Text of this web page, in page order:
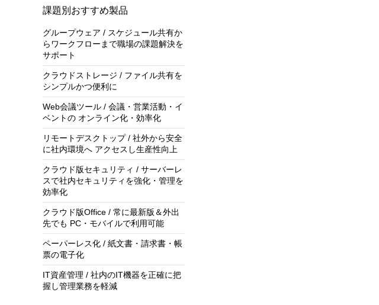
課題別おすすめ製品
グループウェア / スケジュール共有か
らワークフローまで職場の課題解決を
サポート
クラウドストレージ / ファイル共有を
シンプルかつ便利に
Web会議ツール / 会議・営業活動・イ
ベントの オンライン化・効率化
リモートデスクトップ / 社外から安全
に社内環境へ アクセスし生産性向上
クラウド版セキュリティ / サーバーレ
スで社内セキュリティを強化・管理を
効率化
クラウド版Office / 常に最新版＆外出
先でも PC・モバイルで利用可能
ペーパーレス化 / 紙文書・請求書・帳
票の電子化
IT資産管理 / 社内のIT機器を正確に把
握し管理業務を軽減